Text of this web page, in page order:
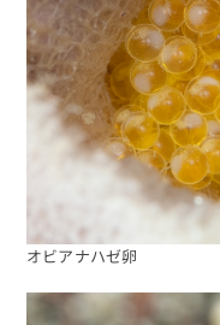
オビアナハゼ卵